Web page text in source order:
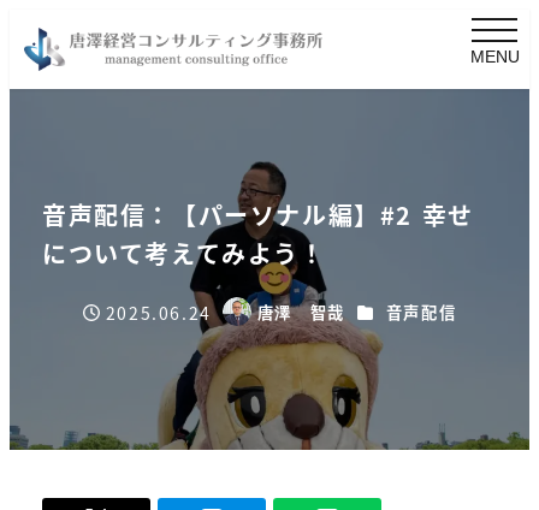
MENU
音声配信：【パーソナル編】#2 幸せ
について考えてみよう！
投稿日2025.06.24 著
者
唐澤 智哉 カテゴリー
音声配信